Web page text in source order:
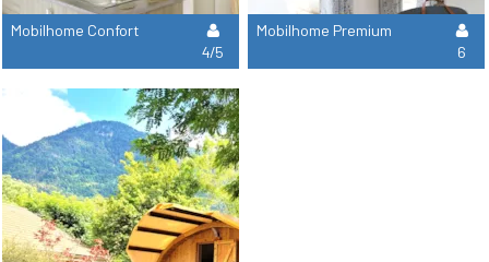
Mobilhome Confort
4/5
Mobilhome Premium
6